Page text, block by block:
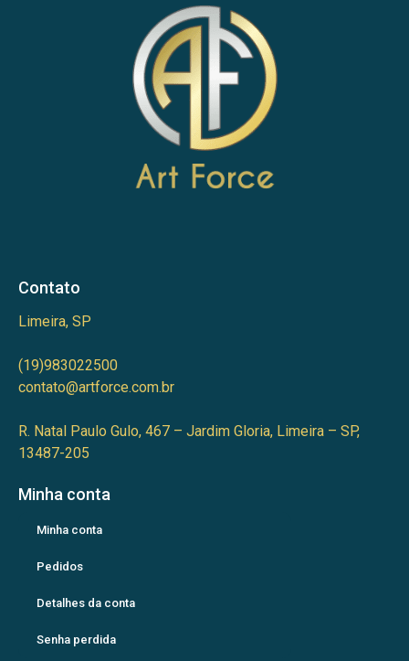
Contato
Limeira, SP
(19)983022500
contato@artforce.com.br
R. Natal Paulo Gulo, 467 – Jardim Gloria, Limeira – SP,
13487-205
Minha conta
Minha conta
Pedidos
Detalhes da conta
Senha perdida